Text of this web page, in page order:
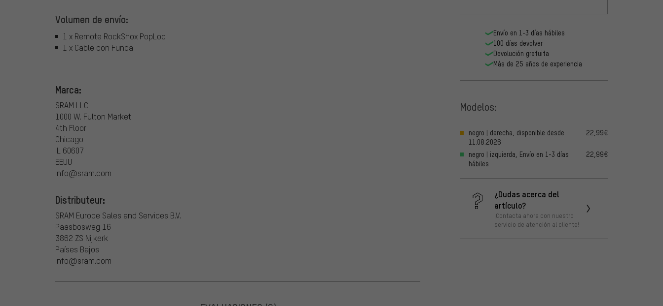
Volumen de envío:
1 x Remote RockShox PopLoc
1 x Cable con Funda
Marca:
SRAM LLC
1000 W. Fulton Market
4th Floor
Chicago
IL 60607
EEUU
info@sram.com
Distributeur:
SRAM Europe Sales and Services B.V.
Paasbosweg 16
3862 ZS Nijkerk
Países Bajos
info@sram.com
Envío en 1-3 días hábiles
100 días devolver
Devolución gratuita
Más de 25 años de experiencia
Modelos:
negro | derecha, disponible desde
11.08.2026
22,99€
negro | izquierda, Envío en 1-3 días
hábiles
22,99€
¿Dudas acerca del
artículo?
¡Contacta ahora con nuestro
servicio de atención al cliente!